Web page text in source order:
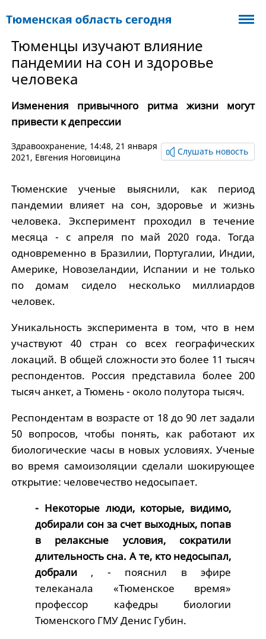
Тюменцы изучают влияние
пандемии на сон и здоровье
человека
Изменения привычного ритма жизни могут
привести к депрессии
Здравоохранение, 14:48, 21 января
2021, Евгения Ноговицина
Слушать новость
Тюменские ученые выяснили, как период
пандемии влияет на сон, здоровье и жизнь
человека. Эксперимент проходил в течение
месяца - с апреля по май 2020 года. Тогда
одновременно в Бразилии, Португалии, Индии,
Америке, Новозеландии, Испании и не только
по домам сидело несколько миллиардов
человек.
Уникальность эксперимента в том, что в нем
участвуют 40 стран со всех географических
локаций. В общей сложности это более 11 тысяч
респондентов. Россия представила более 200
тысяч анкет, а Тюмень - около полутора тысяч.
Респондентам в возрасте от 18 до 90 лет задали
50 вопросов, чтобы понять, как работают их
биологические часы в новых условиях. Ученые
во время самоизоляции сделали шокирующее
открытие: человечество недосыпает.
- Некоторые люди, которые, видимо,
добирали сон за счет выходных, попав
в релаксные условия, сократили
длительность сна. А те, кто недосыпал,
добрали , - пояснил в эфире
телеканала «Тюменское время»
профессор кафедры биологии
Тюменского ГМУ Денис Губин.